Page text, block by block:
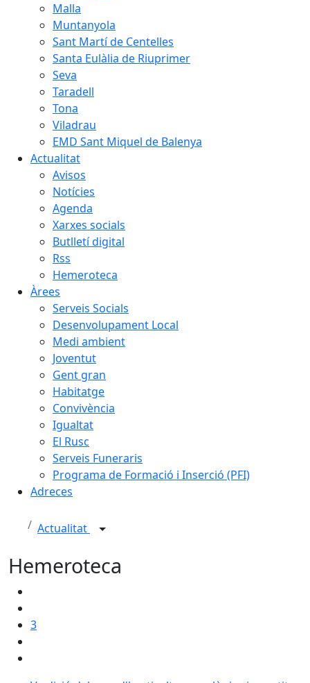
Malla
Muntanyola
Sant Martí de Centelles
Santa Eulàlia de Riuprimer
Seva
Taradell
Tona
Viladrau
EMD Sant Miquel de Balenya
Actualitat
Avisos
Notícies
Agenda
Xarxes socials
Butlletí digital
Rss
Hemeroteca
Àrees
Serveis Socials
Desenvolupament Local
Medi ambient
Joventut
Gent gran
Habitatge
Convivència
Igualtat
El Rusc
Serveis Funeraris
Programa de Formació i Inserció (PFI)
Adreces
Actualitat
Hemeroteca
3